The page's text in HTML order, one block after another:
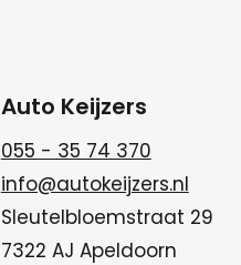
Auto Keijzers
055 - 35 74 370
info@autokeijzers.nl
Sleutelbloemstraat 29
7322 AJ Apeldoorn